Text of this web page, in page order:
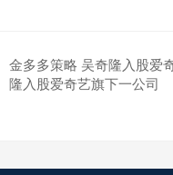
金多多策略 吴奇隆入股爱
隆入股爱奇艺旗下一公司